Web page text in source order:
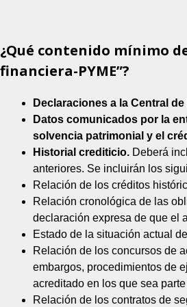
¿Qué contenido mínimo
financiera-PYME”?
Declaraciones a la Central
Datos comunicados por la
solvencia patrimonial y el
Historial crediticio. Deberá
anteriores. Se incluirán los
Relación de los créditos
Relación cronológica de las
declaración expresa de que el
Estado de la situación actual
Relación de los concursos de
embargos, procedimientos de
acreditado en los que sea
Relación de los contratos de